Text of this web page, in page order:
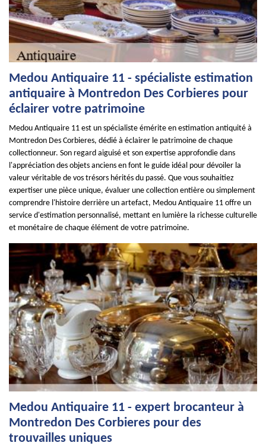
Medou Antiquaire 11 - spécialiste estimation
antiquaire à Montredon Des Corbieres pour
éclairer votre patrimoine
Medou Antiquaire 11 est un spécialiste émérite en estimation antiquité à
Montredon Des Corbieres, dédié à éclairer le patrimoine de chaque
collectionneur. Son regard aiguisé et son expertise approfondie dans
l'appréciation des objets anciens en font le guide idéal pour dévoiler la
valeur véritable de vos trésors hérités du passé. Que vous souhaitiez
expertiser une pièce unique, évaluer une collection entière ou simplement
comprendre l'histoire derrière un artefact, Medou Antiquaire 11 offre un
service d'estimation personnalisé, mettant en lumière la richesse culturelle
et monétaire de chaque élément de votre patrimoine.
Medou Antiquaire 11 - expert brocanteur à
Montredon Des Corbieres pour des
trouvailles uniques